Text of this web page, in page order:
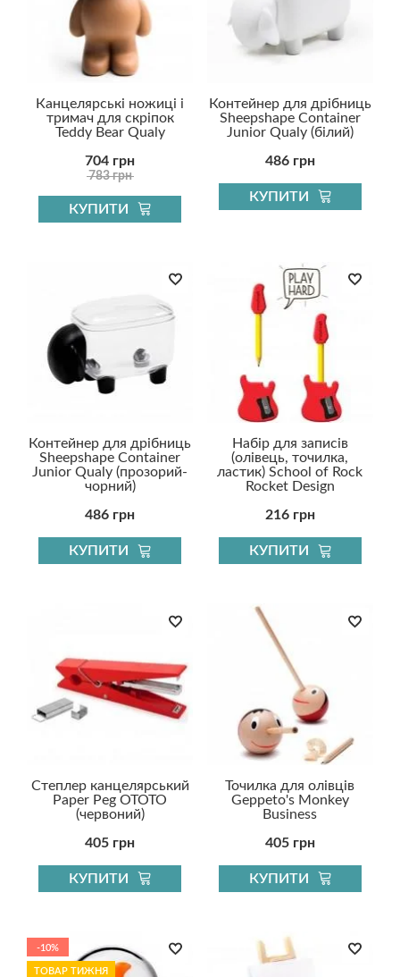
Канцелярські ножиці і
тримач для скріпок
Teddy Bear Qualy
783 грн
704 грн
КУПИТИ
Контейнер для дрібниць
Sheepshape Container
Junior Qualy (білий)
486 грн
КУПИТИ
Контейнер для дрібниць
Sheepshape Container
Junior Qualy (прозорий-
чорний)
486 грн
КУПИТИ
Набір для записів
(олівець, точилка,
ластик) School of Rock
Rocket Design
216 грн
КУПИТИ
Степлер канцелярський
Paper Peg OTOTO
(червоний)
405 грн
КУПИТИ
Точилка для олівців
Geppeto's Monkey
Business
405 грн
КУПИТИ
-10%
ТОВАР ТИЖНЯ